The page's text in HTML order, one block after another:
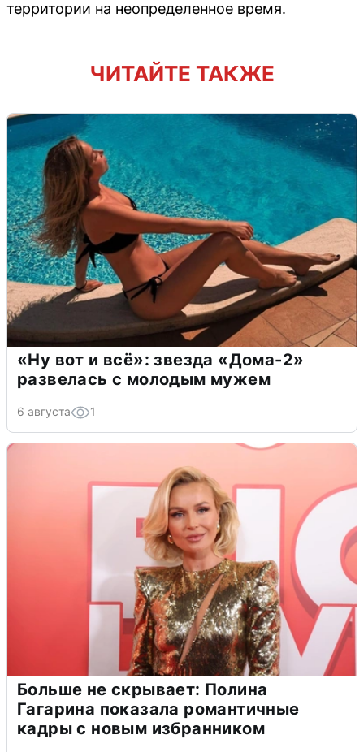
территории на неопределенное время.
ЧИТАЙТЕ ТАКЖЕ
«Ну вот и всё»: звезда «Дома-2»
развелась с молодым мужем
6 августа 1
Больше не скрывает: Полина
Гагарина показала романтичные
кадры с новым избранником